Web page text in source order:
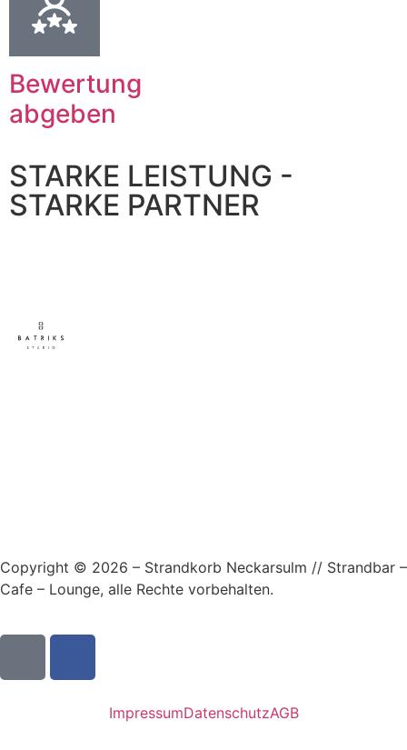
Bewertung
abgeben
STARKE LEISTUNG -
STARKE PARTNER
Copyright © 2026 – Strandkorb Neckarsulm // Strandbar –
Cafe – Lounge, alle Rechte vorbehalten.
ImpressumDatenschutzAGB